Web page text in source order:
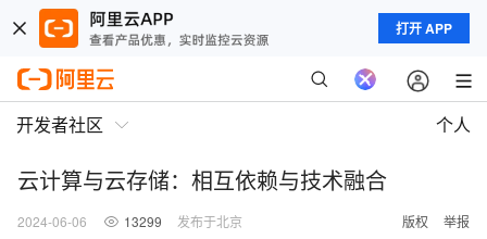
打开 APP
开发者社区 个人
云计算与云存储：相互依赖与技术融合
2024-06-06 13299 发布于北京 版权 举报